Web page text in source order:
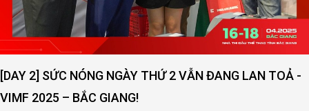
[DAY 2] SỨC NÓNG NGÀY THỨ 2 VẪN ĐANG LAN TOẢ -
VIMF 2025 – BẮC GIANG!